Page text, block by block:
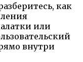
как
или
внутри